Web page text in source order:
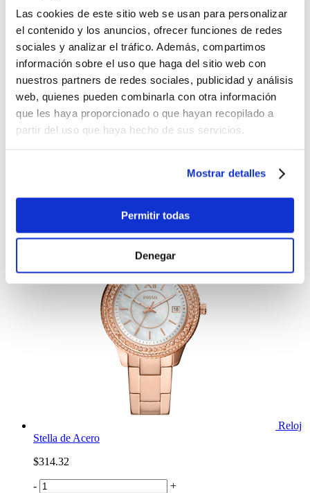
Las cookies de este sitio web se usan para personalizar
el contenido y los anuncios, ofrecer funciones de redes
sociales y analizar el tráfico. Además, compartimos
información sobre el uso que haga del sitio web con
nuestros partners de redes sociales, publicidad y análisis
web, quienes pueden combinarla con otra información
que les haya proporcionado o que hayan recopilado a
partir del uso que haya hecho de sus servicios.
Mostrar detalles
Permitir todas
Denegar
Anillo de Reloj Fossil de Acero Inoxidable - Oro Rosa
Reloj
Stella de Acero
$314.32
-
+